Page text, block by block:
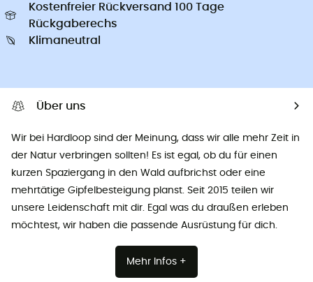
Kostenfreier Rückversand 100 Tage
Rückgaberechs
Klimaneutral
Über uns
Wir bei Hardloop sind der Meinung, dass wir alle mehr Zeit in
der Natur verbringen sollten! Es ist egal, ob du für einen
kurzen Spaziergang in den Wald aufbrichst oder eine
mehrtätige Gipfelbesteigung planst. Seit 2015 teilen wir
unsere Leidenschaft mit dir. Egal was du draußen erleben
möchtest, wir haben die passende Ausrüstung für dich.
Mehr Infos +